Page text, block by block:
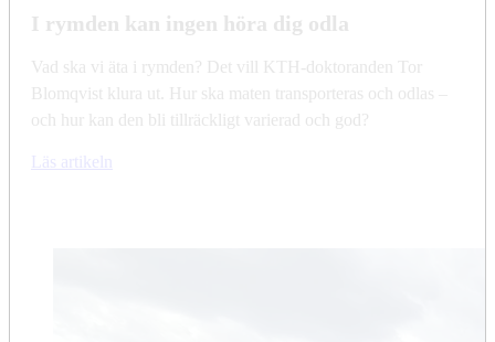
I rymden kan ingen höra dig odla
Vad ska vi äta i rymden? Det vill KTH-doktoranden Tor
Blomqvist klura ut. Hur ska maten transporteras och odlas –
och hur kan den bli tillräckligt varierad och god?
Läs artikeln